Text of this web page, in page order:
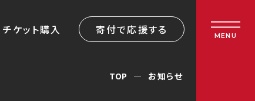
チケット購入 寄付で応援する MENU
TOP お知らせ